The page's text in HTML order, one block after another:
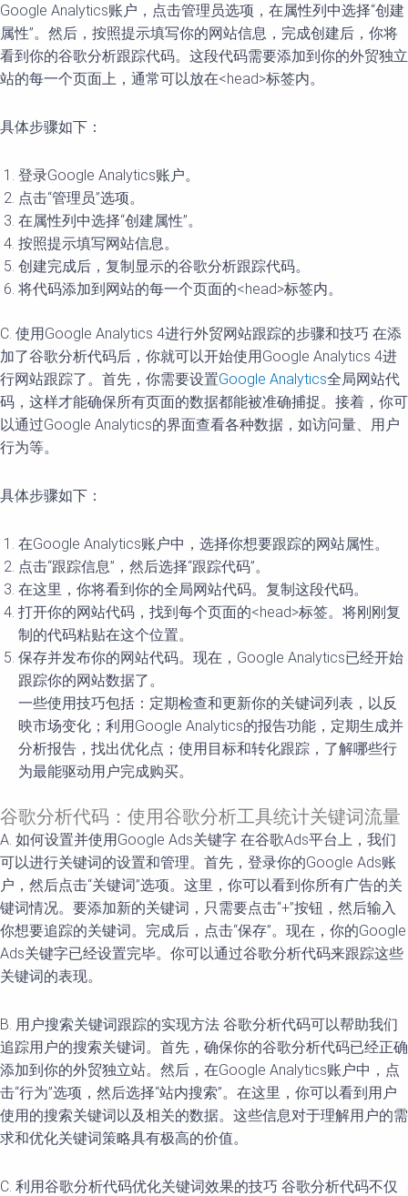
Google Analytics账户，点击管理员选项，在属性列中选择“创建
属性”。然后，按照提示填写你的网站信息，完成创建后，你将
看到你的谷歌分析跟踪代码。这段代码需要添加到你的外贸独立
站的每一个页面上，通常可以放在<head>标签内。
具体步骤如下：
登录Google Analytics账户。
点击“管理员”选项。
在属性列中选择“创建属性”。
按照提示填写网站信息。
创建完成后，复制显示的谷歌分析跟踪代码。
将代码添加到网站的每一个页面的<head>标签内。
C. 使用Google Analytics 4进行外贸网站跟踪的步骤和技巧 在添
加了谷歌分析代码后，你就可以开始使用Google Analytics 4进
行网站跟踪了。首先，你需要设置Google Analytics全局网站代
码，这样才能确保所有页面的数据都能被准确捕捉。接着，你可
以通过Google Analytics的界面查看各种数据，如访问量、用户
行为等。
具体步骤如下：
在Google Analytics账户中，选择你想要跟踪的网站属性。
点击“跟踪信息”，然后选择“跟踪代码”。
在这里，你将看到你的全局网站代码。复制这段代码。
打开你的网站代码，找到每个页面的<head>标签。将刚刚复
制的代码粘贴在这个位置。
保存并发布你的网站代码。现在，Google Analytics已经开始
跟踪你的网站数据了。
一些使用技巧包括：定期检查和更新你的关键词列表，以反
映市场变化；利用Google Analytics的报告功能，定期生成并
分析报告，找出优化点；使用目标和转化跟踪，了解哪些行
为最能驱动用户完成购买。
谷歌分析代码：使用谷歌分析工具统计关键词流量
A. 如何设置并使用Google Ads关键字 在谷歌Ads平台上，我们
可以进行关键词的设置和管理。首先，登录你的Google Ads账
户，然后点击“关键词”选项。这里，你可以看到你所有广告的关
键词情况。要添加新的关键词，只需要点击“+”按钮，然后输入
你想要追踪的关键词。完成后，点击“保存”。现在，你的Google
Ads关键字已经设置完毕。你可以通过谷歌分析代码来跟踪这些
关键词的表现。
B. 用户搜索关键词跟踪的实现方法 谷歌分析代码可以帮助我们
追踪用户的搜索关键词。首先，确保你的谷歌分析代码已经正确
添加到你的外贸独立站。然后，在Google Analytics账户中，点
击“行为”选项，然后选择“站内搜索”。在这里，你可以看到用户
使用的搜索关键词以及相关的数据。这些信息对于理解用户的需
求和优化关键词策略具有极高的价值。
C. 利用谷歌分析代码优化关键词效果的技巧 谷歌分析代码不仅